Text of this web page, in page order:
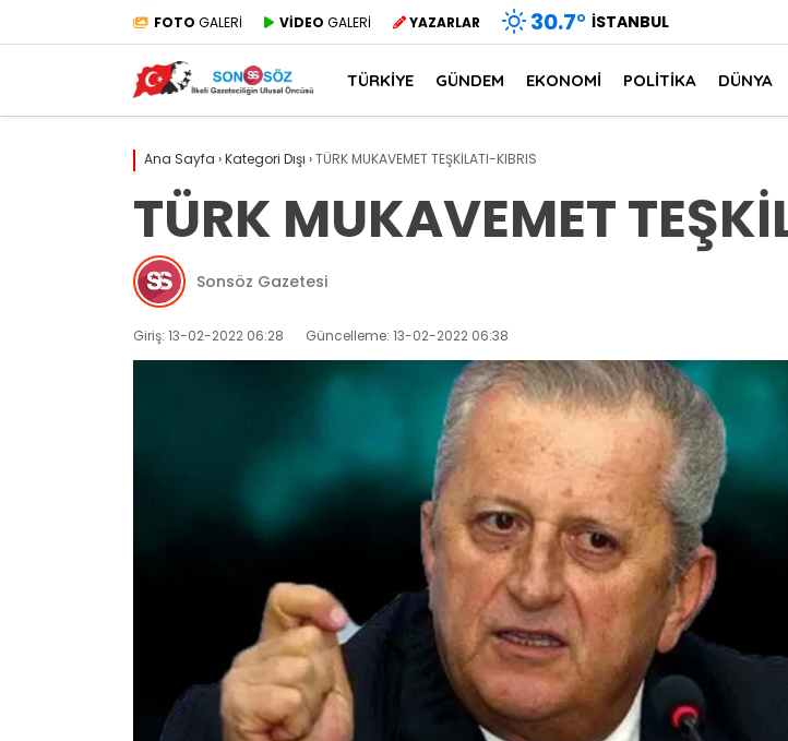
FOTO GALERİ VİDEO GALERİ YAZARLAR 30.7° İSTANBUL
TÜRKİYE GÜNDEM EKONOMİ POLİTİKA DÜNYA
Ana Sayfa ›Kategori Dışı ›TÜRK MUKAVEMET TEŞKİLATI-KIBRIS
TÜRK MUKAVEMET
Sonsöz Gazetesi
Giriş: 13-02-2022 06:28 Güncelleme: 13-02-2022 06:38